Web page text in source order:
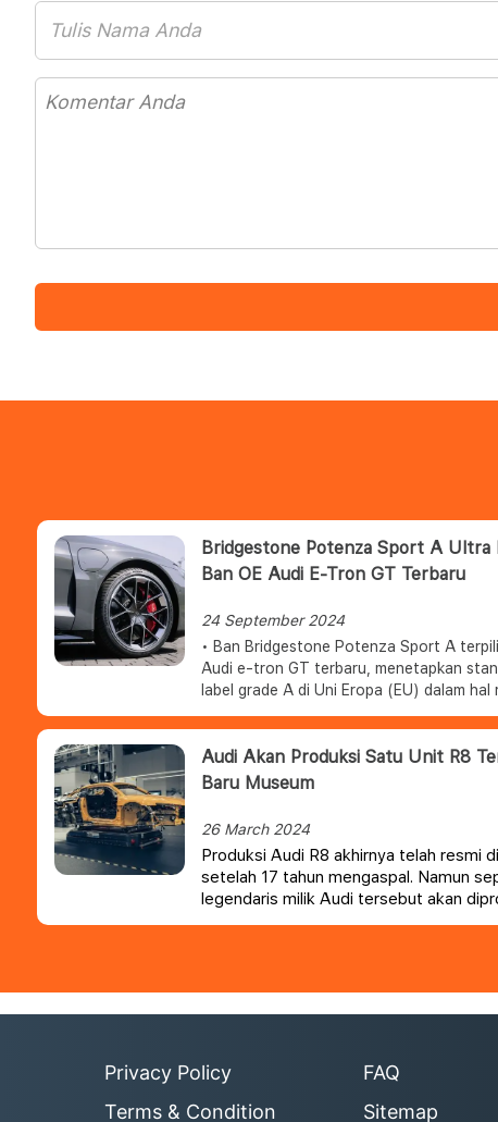
Bridgestone Potenza Sport A Ultra
Ban OE Audi E-Tron GT Terbaru
24 September 2024
• Ban Bridgestone Potenza Sport A
Audi e-tron GT terbaru, menetapkan
label grade A di Uni Eropa (EU) dalam
• Ban khusus Bridgestone ini
untuk memenuhi tuntutan performa
tetap mengutamakan safety dan
Sustainability and Carbon Certification
menggunakan 55% bahan daur ulang
produksinya.
Audi Akan Produksi Satu Unit R8
Baru Museum
26 March 2024
Produksi Audi R8 akhirnya telah resmi
setelah 17 tahun mengaspal. Namun
legendaris milik Audi tersebut akan
bukan untuk konsumen.
Privacy Policy
Terms & Condition
FAQ
Sitemap